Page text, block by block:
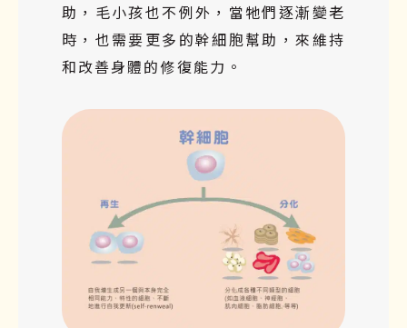
助，毛小孩也不例外，當牠們逐漸變老
時，也需要更多的幹細胞幫助，來維持
和改善身體的修復能力。